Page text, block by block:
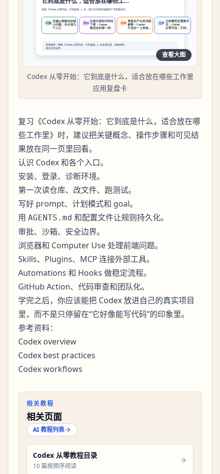
查看大图
Codex 从零开始：它到底是什么，适合放在哪些工作里
应用复盘卡
复习《Codex 从零开始：它到底是什么，适合放在哪
些工作里》时，建议把关键概念、操作步骤和可见结
果放在同一页里回看。
认识 Codex 和各个入口。
安装、登录、诊断环境。
第一次读仓库、改文件、跑测试。
写好 prompt、计划模式和 goal。
用 AGENTS.md 和配置文件让规则持久化。
审批、沙箱、安全边界。
浏览器和 Computer Use 处理前端问题。
Skills、Plugins、MCP 连接外部工具。
Automations 和 Hooks 做稳定流程。
GitHub Action、代码审查和团队化。
学完之后，你应该能把 Codex 放进自己的真实项目
里，而不是只停留在“它好像能写代码”的印象里。
参考资料：
Codex overview
Codex best practices
Codex workflows
相关教程
相关页面
AI 教程列表
Codex 从零教程目录
10 篇按顺序阅读